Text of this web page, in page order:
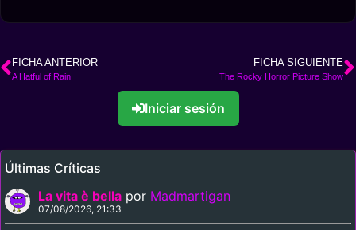
FICHA ANTERIOR
A Hatful of Rain
FICHA SIGUIENTE
The Rocky Horror Picture Show
Iniciar sesión
Últimas Críticas
La vita è bella por Madmartigan
07/08/2026, 21:33